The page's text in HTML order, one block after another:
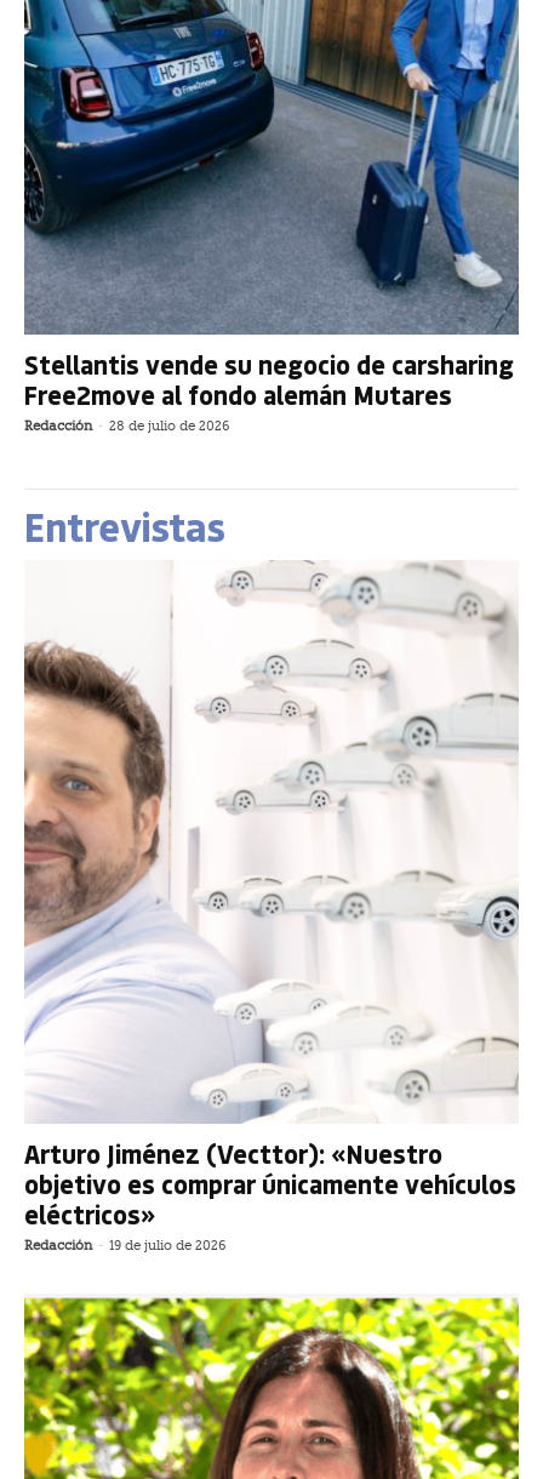
Stellantis vende su negocio de carsharing
Free2move al fondo alemán Mutares
Redacción - 28 de julio de 2026
Entrevistas
Arturo Jiménez (Vecttor): «Nuestro
objetivo es comprar únicamente vehículos
eléctricos»
Redacción - 19 de julio de 2026